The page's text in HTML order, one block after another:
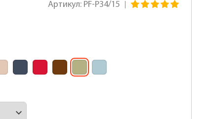
Артикул: PF-P34/15